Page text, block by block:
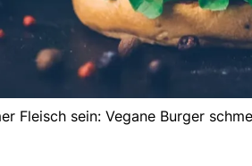
Fleisch sein: Vegane Burger